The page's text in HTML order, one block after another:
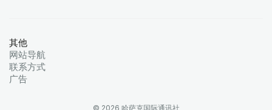
其他
网站导航
联系方式
广告
© 2026 哈萨克国际通讯社